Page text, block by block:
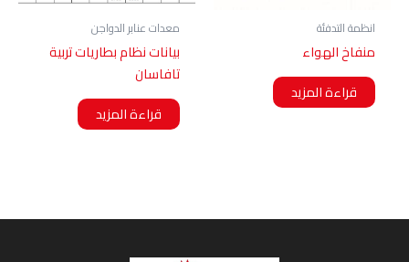
انظمة التدفئة
منفاخ الهواء
قراءة المزيد
معدات عنابر الدواجن
بيانات نظام بطاريات تربية
تافاسان
قراءة المزيد